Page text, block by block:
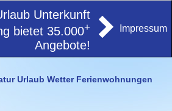
Unterkunft
bietet 35.000+
Angebote!
Impressum
Urlaub Wetter Ferienwohnungen